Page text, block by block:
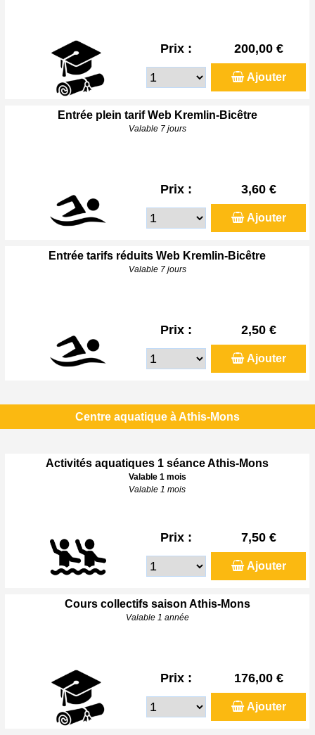
Prix : 200,00 €
Ajouter
Entrée plein tarif Web Kremlin-Bicêtre
Valable 7 jours
Prix : 3,60 €
Ajouter
Entrée tarifs réduits Web Kremlin-Bicêtre
Valable 7 jours
Prix : 2,50 €
Ajouter
Centre aquatique à Athis-Mons
Activités aquatiques 1 séance Athis-Mons
Valable 1 mois
Valable 1 mois
Prix : 7,50 €
Ajouter
Cours collectifs saison Athis-Mons
Valable 1 année
Prix : 176,00 €
Ajouter